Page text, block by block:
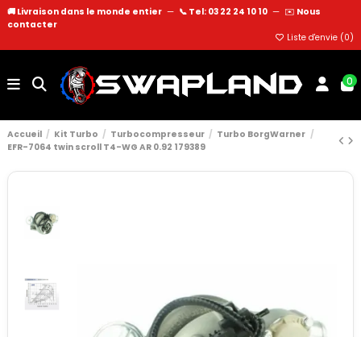
🚚 Livraison dans le monde entier — 📞 Tel: 03 22 24 10 10 — ✉️ Nous
contacter
Liste d'envie (0)
0
Accueil Kit Turbo Turbocompresseur
Turbo BorgWarner
EFR-7064 twin scroll T4-WG AR 0.92 179389